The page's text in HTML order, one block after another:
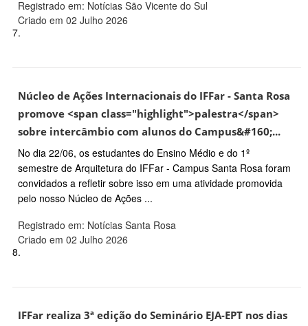
Registrado em: Notícias São Vicente do Sul
Criado em 02 Julho 2026
7.
Núcleo de Ações Internacionais do IFFar - Santa Rosa
promove <span class="highlight">palestra</span>
sobre intercâmbio com alunos do Campus&#160;...
No dia 22/06, os estudantes do Ensino Médio e do 1º
semestre de Arquitetura do IFFar - Campus Santa Rosa foram
convidados a refletir sobre isso em uma atividade promovida
pelo nosso Núcleo de Ações ...
Registrado em: Notícias Santa Rosa
Criado em 02 Julho 2026
8.
IFFar realiza 3ª edição do Seminário EJA-EPT nos dias